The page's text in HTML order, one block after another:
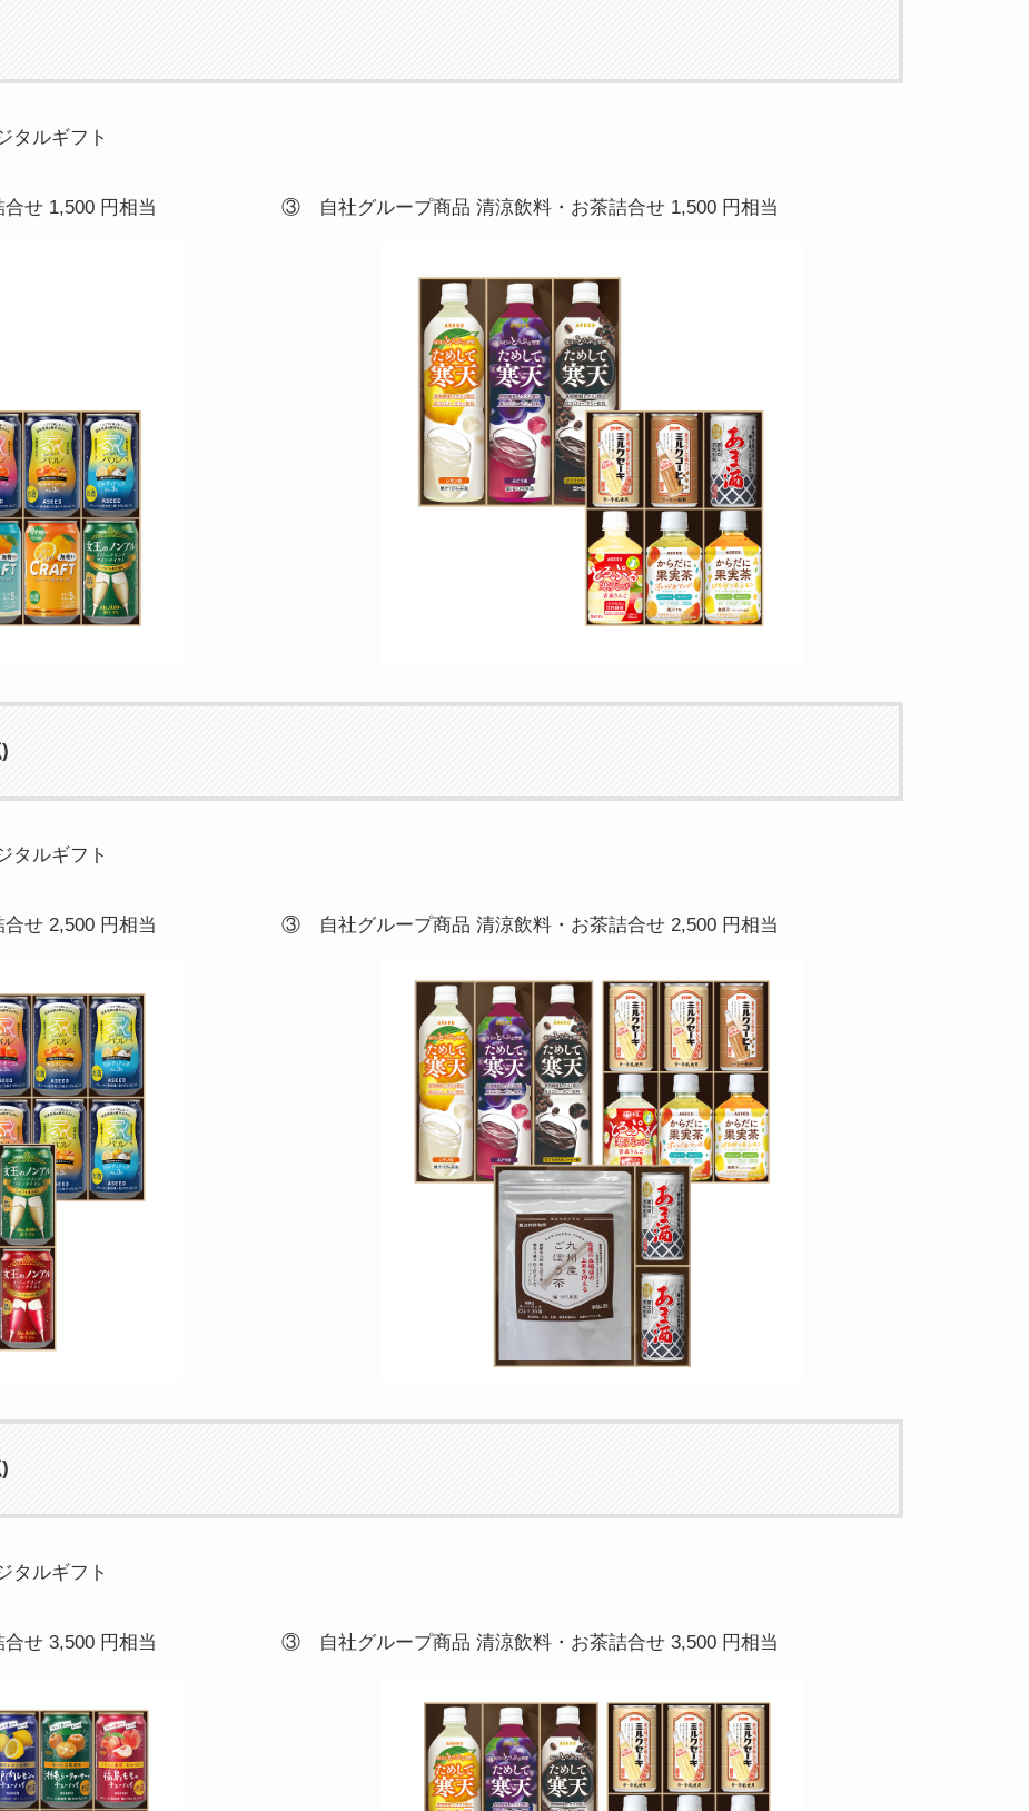
ルギフト
せ 1,500 円相当 ③ 自社グループ商品 清涼飲料・お茶詰合せ 1,500 円相当
ルギフト
せ 2,500 円相当 ③ 自社グループ商品 清涼飲料・お茶詰合せ 2,500 円相当
ルギフト
せ 3,500 円相当 ③ 自社グループ商品 清涼飲料・お茶詰合せ 3,500 円相当